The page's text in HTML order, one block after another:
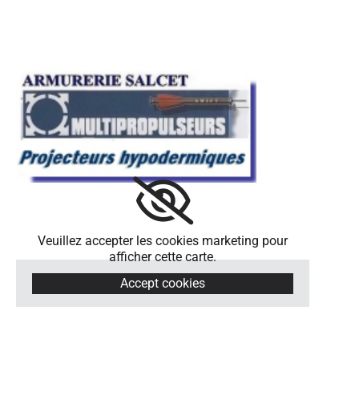
Veuillez accepter les cookies marketing pour
afficher cette carte.
Accept cookies